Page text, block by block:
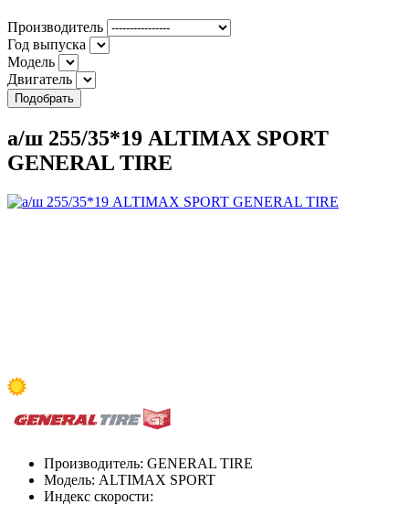
Производитель
Год выпуска
Модель
Двигатель
Подобрать
а/ш 255/35*19 ALTIMAX SPORT
GENERAL TIRE
Производитель: GENERAL TIRE
Модель: ALTIMAX SPORT
Индекс скорости: